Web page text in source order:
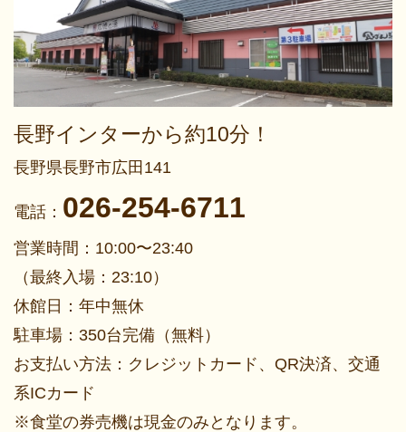
長野インターから約10分！
長野県長野市広田141
電話： 026-254-6711
営業時間：10:00〜23:40
（最終入場：23:10）
休館日：年中無休
駐車場：350台完備（無料）
お支払い方法：クレジットカード、QR決済、交通
系ICカード
※食堂の券売機は現金のみとなります。